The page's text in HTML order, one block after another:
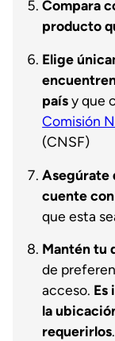
Compara
producto
Elige
paísy que
Comisión
(CNSF)
Asegúrate
cuente
que esta
Mantén tu
de
acceso. Es
la
requerirlos.